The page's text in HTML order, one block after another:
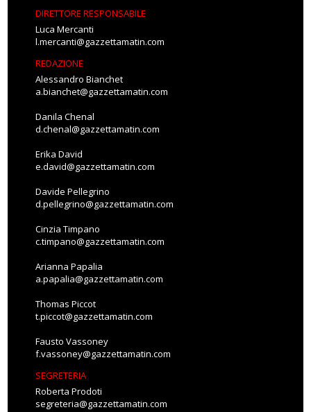
DIRETTORE RESPONSABILE
Luca Mercanti
l.mercanti@gazzettamatin.com
REDAZIONE
Alessandro Bianchet
a.bianchet@gazzettamatin.com
Danila Chenal
d.chenal@gazzettamatin.com
Erika David
e.david@gazzettamatin.com
Davide Pellegrino
d.pellegrino@gazzettamatin.com
Cinzia Timpano
c.timpano@gazzettamatin.com
Arianna Papalia
a.papalia@gazzettamatin.com
Thomas Piccot
t.piccot@gazzettamatin.com
Fausto Vassoney
f.vassoney@gazzettamatin.com
SEGRETERIA
Roberta Prodoti
segreteria@gazzettamatin.com